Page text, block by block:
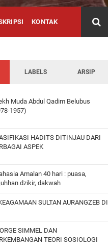
KONTAK
LABELS ARSIP
Muda Abdul Qadim Belubus
1957)
HADITS DITINJAU DARI
ASPEK
Amalan 40 hari : puasa,
dzikir, dakwah
SULTAN AURANGZEB DI
SIMMEL DAN
TEORI SOSIOLOGI